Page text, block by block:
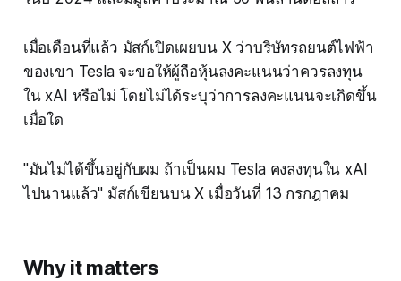
เมื่อเดือนที่แล้ว มัสก์เปิดเผยบน X ว่าบริษัทรถยนต์ไฟฟ้า
ของเขา Tesla จะขอให้ผู้ถือหุ้นลงคะแนนว่าควรลงทุน
ใน xAI หรือไม่ โดยไม่ได้ระบุว่าการลงคะแนนจะเกิดขึ้น
เมื่อใด
"มันไม่ได้ขึ้นอยู่กับผม ถ้าเป็นผม Tesla คงลงทุนใน xAI
ไปนานแล้ว" มัสก์เขียนบน X เมื่อวันที่ 13 กรกฎาคม
Why it matters